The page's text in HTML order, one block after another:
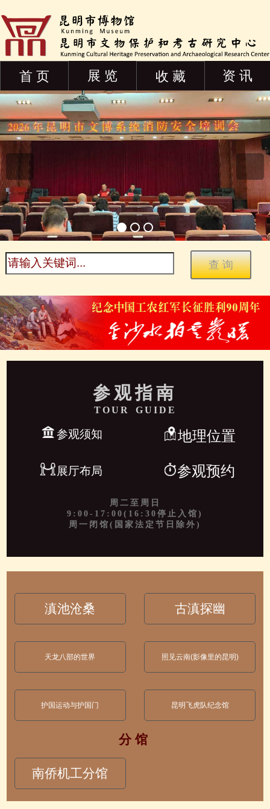
首 页 展 览 收 藏 资 讯
参观指南
TOUR GUIDE
参观须知 地理位置
展厅布局 参观预约
周二至周日
9:00-17:00(16:30停止入馆)
周一闭馆(国家法定节日除外)
滇池沧桑 古滇探幽
天龙八部的世界 照见云南(影像里的昆明)
护国运动与护国门 昆明飞虎队纪念馆
分 馆
南侨机工分馆